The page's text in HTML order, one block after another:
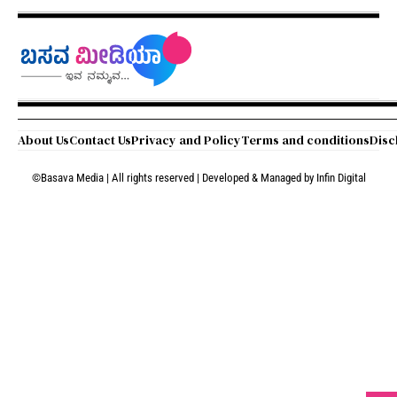
About UsContact UsPrivacy and PolicyTerms and conditions
©Basava Media | All rights reserved | Developed & Managed by Infin Digital